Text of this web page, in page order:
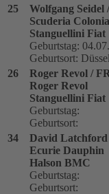
25
Wolfgang Seidel
Scuderia Colonia
Stanguellini Fiat
Geburtstag:
Geburtsort:
26
Roger Revol /
Roger Revol
Stanguellini Fiat
Geburtstag:
Geburtsort:
34
David Latchford
Ecurie Dauphin
Halson BMC
Geburtstag:
Geburtsort: